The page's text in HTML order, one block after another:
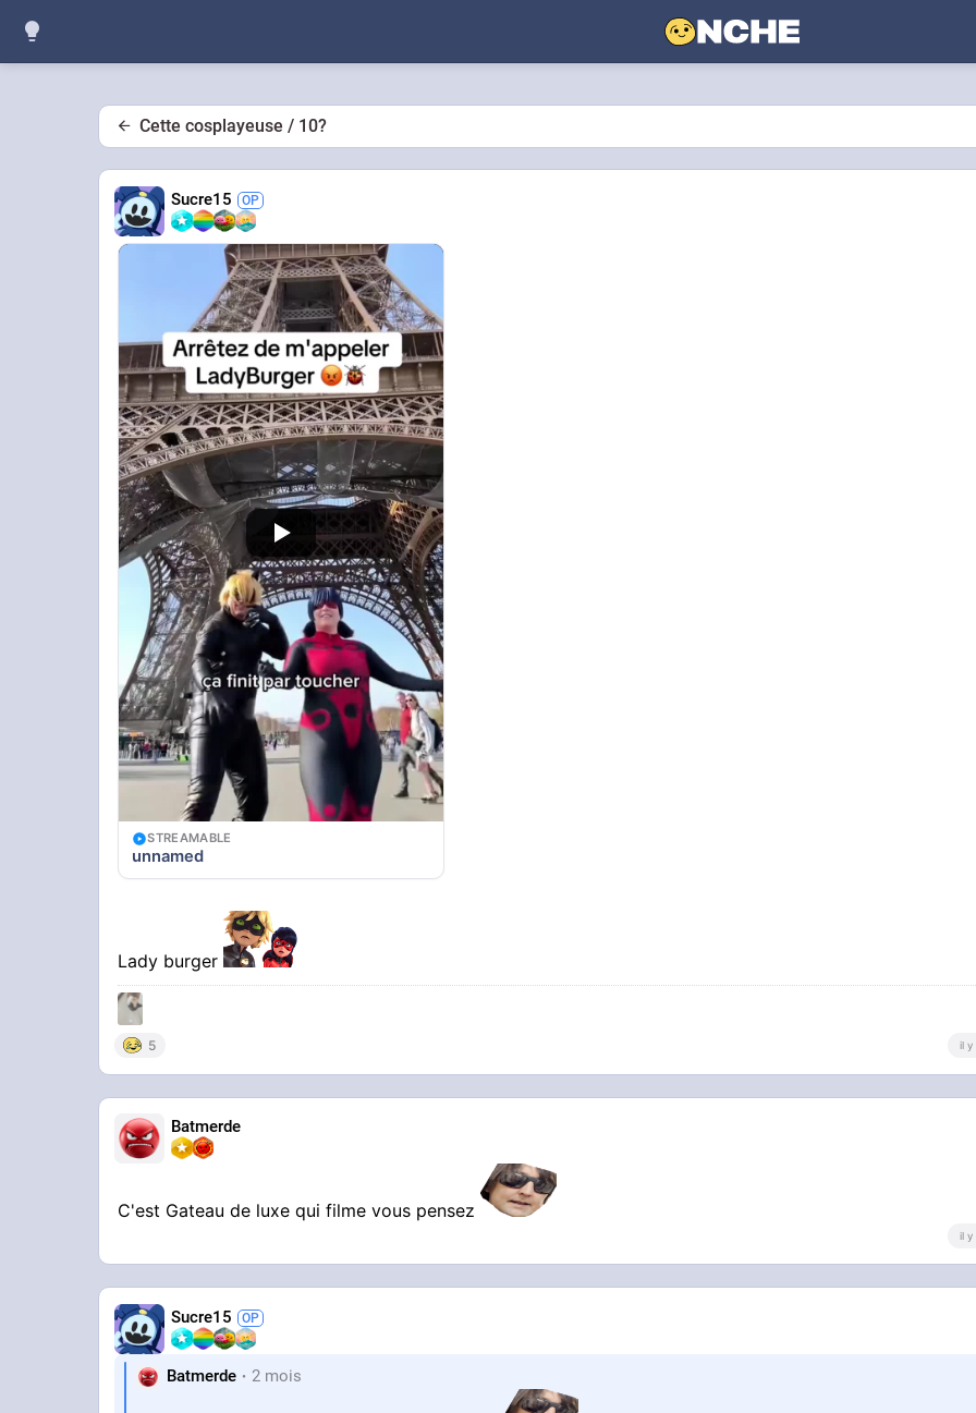
Cette cosplayeuse / 10?
Sucre15
STREAMABLE
unnamed
Lady burger
5 il y
Batmerde
C'est Gateau de luxe qui filme vous pensez
il y
Sucre15
Batmerde 2 mois